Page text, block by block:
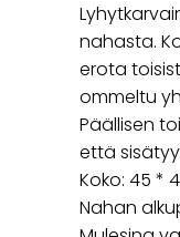
nahasta.
erota
ommeltu
Päällisen
että
Koko: 45 *
Nahan